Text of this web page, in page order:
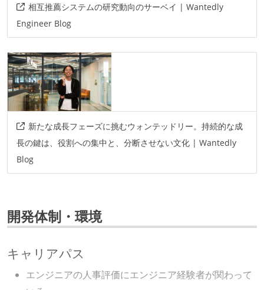
相互推薦システムの研究動向のサーベイ | Wantedly
Engineer Blog
新たな成長フェーズに挑むウォンテッドリー。持続的な成
長の鍵は、役割への集中と、分断させない文化 | Wantedly
Blog
開発体制・環境
キャリアパス
エンジニアの人事評価にエンジニア経験者が関わって